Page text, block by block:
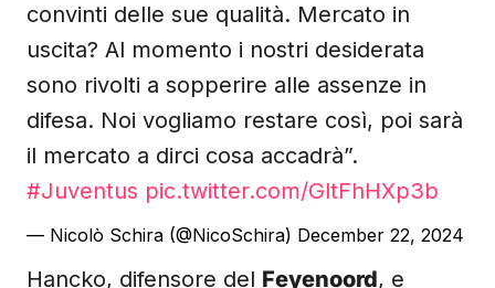
convinti delle sue qualità. Mercato in
uscita? Al momento i nostri desiderata
sono rivolti a sopperire alle assenze in
difesa. Noi vogliamo restare così, poi sarà
il mercato a dirci cosa accadrà”.
#Juventus pic.twitter.com/GltFhHXp3b
— Nicolò Schira (@NicoSchira) December 22, 2024
Hancko, difensore del Feyenoord, e